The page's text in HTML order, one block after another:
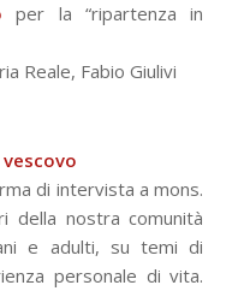
per la “ripartenza in
Reale, Fabio Giulivi
di intervista a mons.
della nostra comunità
e adulti, su temi di
personale di vita.